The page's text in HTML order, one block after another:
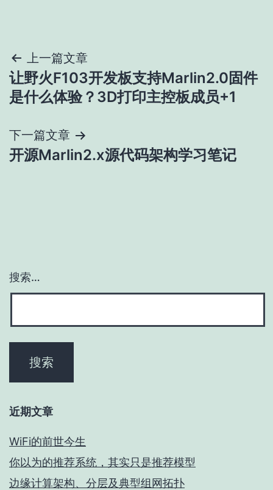
文
章
航
上一篇文章
让野火F103开发板支持Marlin2.0固件
是什么体验？3D打印主控板成员+1
下一篇文章
开源Marlin2.x源代码架构学习笔记
搜索…
近期文章
WiFi的前世今生
你以为的推荐系统，其实只是推荐模型
边缘计算架构、分层及典型组网拓扑